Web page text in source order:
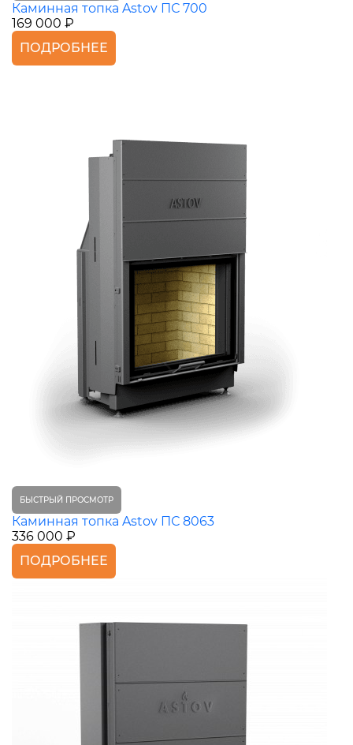
Каминная топка Astov ПС 700
169 000 ₽
ПОДРОБНЕЕ
БЫСТРЫЙ ПРОСМОТР
Каминная топка Astov ПС 8063
336 000 ₽
ПОДРОБНЕЕ